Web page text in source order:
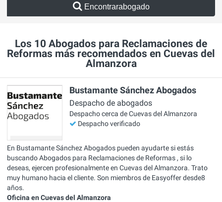
Encontrarabogado
Los 10 Abogados para Reclamaciones de
Reformas más recomendados en Cuevas del
Almanzora
Bustamante Sánchez Abogados
Despacho de abogados
Despacho cerca de Cuevas del Almanzora
Despacho verificado
En Bustamante Sánchez Abogados pueden ayudarte si estás
buscando Abogados para Reclamaciones de Reformas , si lo
deseas, ejercen profesionalmente en Cuevas del Almanzora. Trato
muy humano hacia el cliente. Son miembros de Easyoffer desde8
años.
Oficina en Cuevas del Almanzora